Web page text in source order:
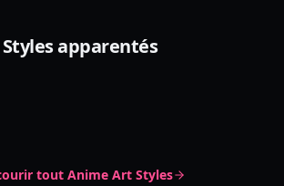
Styles apparentés
Yeux en Points
tout Anime Art Styles